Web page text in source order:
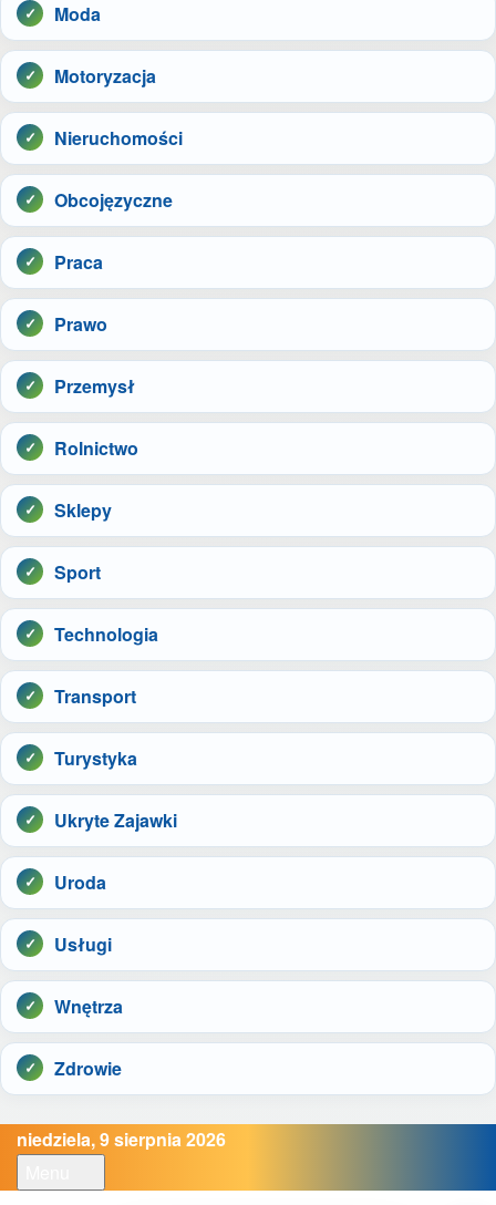
Moda
Motoryzacja
Nieruchomości
Obcojęzyczne
Praca
Prawo
Przemysł
Rolnictwo
Sklepy
Sport
Technologia
Transport
Turystyka
Ukryte Zajawki
Uroda
Usługi
Wnętrza
Zdrowie
niedziela, 9 sierpnia 2026